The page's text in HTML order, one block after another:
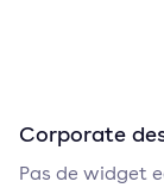
Corporate
Pas de widget